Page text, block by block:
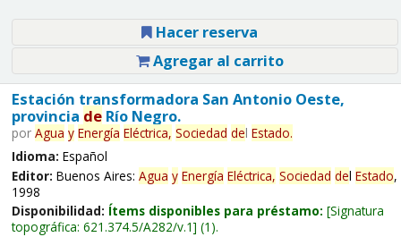
Hacer reserva
Agregar al carrito
Estación transformadora San Antonio Oeste,
provincia deRío Negro.
por Agua y Energía Eléctrica, Sociedad del Estado.
Idioma: Español
Editor: Buenos Aires: Agua y Energía Eléctrica, Sociedad del Estado,
1998
Disponibilidad: Ítems disponibles para préstamo: Signatura
topográfica: 621.374.5/A282/v.1 (1).